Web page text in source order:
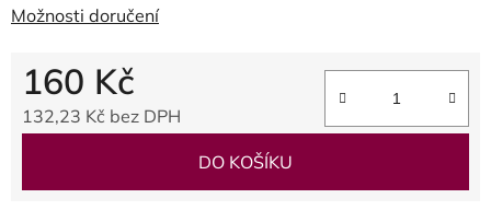
Možnosti doručení
160 Kč
132,23 Kč bez DPH
DO KOŠÍKU